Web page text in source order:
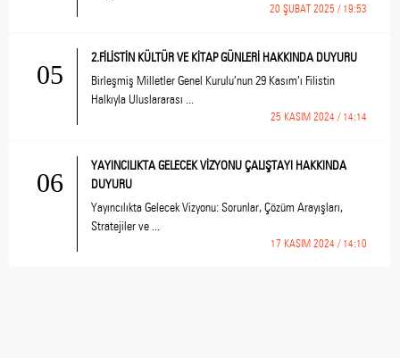
20 ŞUBAT 2025 / 19:53
05
2.FİLİSTİN KÜLTÜR VE KİTAP GÜNLERİ HAKKINDA DUYURU
Birleşmiş Milletler Genel Kurulu’nun 29 Kasım’ı Filistin
Halkıyla Uluslararası ...
25 KASIM 2024 / 14:14
06
YAYINCILIKTA GELECEK VİZYONU ÇALIŞTAYI HAKKINDA
DUYURU
Yayıncılıkta Gelecek Vizyonu: Sorunlar, Çözüm Arayışları,
Stratejiler ve ...
17 KASIM 2024 / 14:10